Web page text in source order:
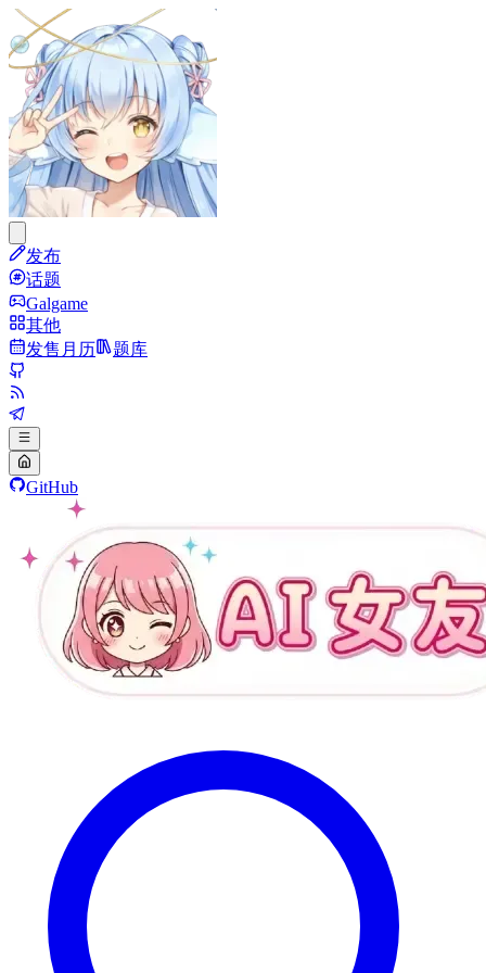
发布
话题
Galgame
其他
发售月历
题库
GitHub